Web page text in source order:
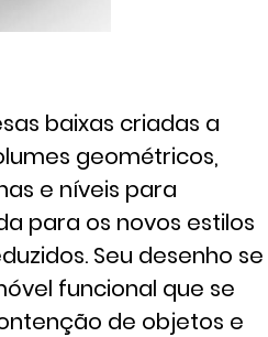
baixas criadas a
geométricos,
e níveis para
para os novos estilos
Seu desenho se
funcional que se
de objetos e